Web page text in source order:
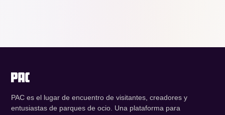
PAC es el lugar de encuentro de visitantes, creadores y
entusiastas de parques de ocio. Una plataforma para